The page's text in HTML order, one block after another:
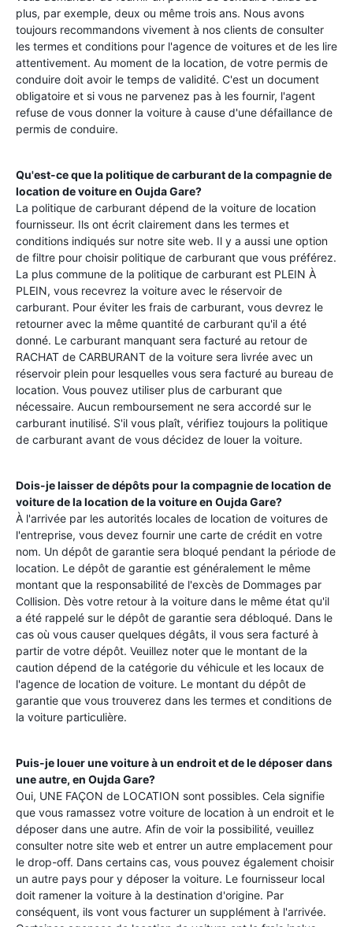
plus, par exemple, deux ou même trois ans. Nous avons
toujours recommandons vivement à nos clients de consulter
les termes et conditions pour l'agence de voitures et de les lire
attentivement. Au moment de la location, de votre permis de
conduire doit avoir le temps de validité. C'est un document
obligatoire et si vous ne parvenez pas à les fournir, l'agent
refuse de vous donner la voiture à cause d'une défaillance de
permis de conduire.
Qu'est-ce que la politique de carburant de la compagnie de
location de voiture en Oujda Gare?
La politique de carburant dépend de la voiture de location
fournisseur. Ils ont écrit clairement dans les termes et
conditions indiqués sur notre site web. Il y a aussi une option
de filtre pour choisir politique de carburant que vous préférez.
La plus commune de la politique de carburant est PLEIN À
PLEIN, vous recevrez la voiture avec le réservoir de
carburant. Pour éviter les frais de carburant, vous devrez le
retourner avec la même quantité de carburant qu'il a été
donné. Le carburant manquant sera facturé au retour de
RACHAT de CARBURANT de la voiture sera livrée avec un
réservoir plein pour lesquelles vous sera facturé au bureau de
location. Vous pouvez utiliser plus de carburant que
nécessaire. Aucun remboursement ne sera accordé sur le
carburant inutilisé. S'il vous plaît, vérifiez toujours la politique
de carburant avant de vous décidez de louer la voiture.
Dois-je laisser de dépôts pour la compagnie de location de
voiture de la location de la voiture en Oujda Gare?
À l'arrivée par les autorités locales de location de voitures de
l'entreprise, vous devez fournir une carte de crédit en votre
nom. Un dépôt de garantie sera bloqué pendant la période de
location. Le dépôt de garantie est généralement le même
montant que la responsabilité de l'excès de Dommages par
Collision. Dès votre retour à la voiture dans le même état qu'il
a été rappelé sur le dépôt de garantie sera débloqué. Dans le
cas où vous causer quelques dégâts, il vous sera facturé à
partir de votre dépôt. Veuillez noter que le montant de la
caution dépend de la catégorie du véhicule et les locaux de
l'agence de location de voiture. Le montant du dépôt de
garantie que vous trouverez dans les termes et conditions de
la voiture particulière.
Puis-je louer une voiture à un endroit et de le déposer dans
une autre, en Oujda Gare?
Oui, UNE FAÇON de LOCATION sont possibles. Cela signifie
que vous ramassez votre voiture de location à un endroit et le
déposer dans une autre. Afin de voir la possibilité, veuillez
consulter notre site web et entrer un autre emplacement pour
le drop-off. Dans certains cas, vous pouvez également choisir
un autre pays pour y déposer la voiture. Le fournisseur local
doit ramener la voiture à la destination d'origine. Par
conséquent, ils vont vous facturer un supplément à l'arrivée.